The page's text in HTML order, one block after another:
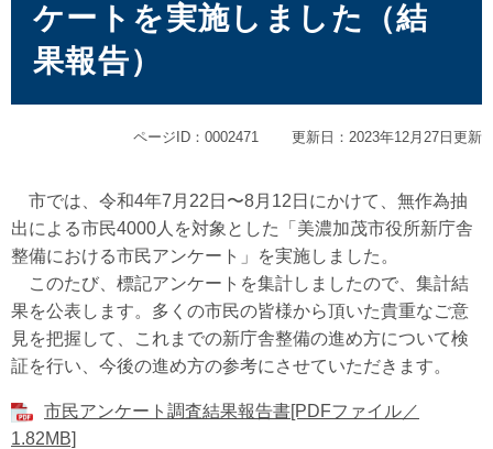
ケートを実施しました（結
果報告）
ページID：0002471 更新日：2023年12月27日更新
市では、令和4年7月22日〜8月12日にかけて、無作為抽
出による市民4000人を対象とした「美濃加茂市役所新庁舎
整備における市民アンケート」を実施しました。
このたび、標記アンケートを集計しましたので、集計結
果を公表します。多くの市民の皆様から頂いた貴重なご意
見を把握して、これまでの新庁舎整備の進め方について検
証を行い、今後の進め方の参考にさせていただきます。
市民アンケート調査結果報告書[PDFファイル／
1.82MB]